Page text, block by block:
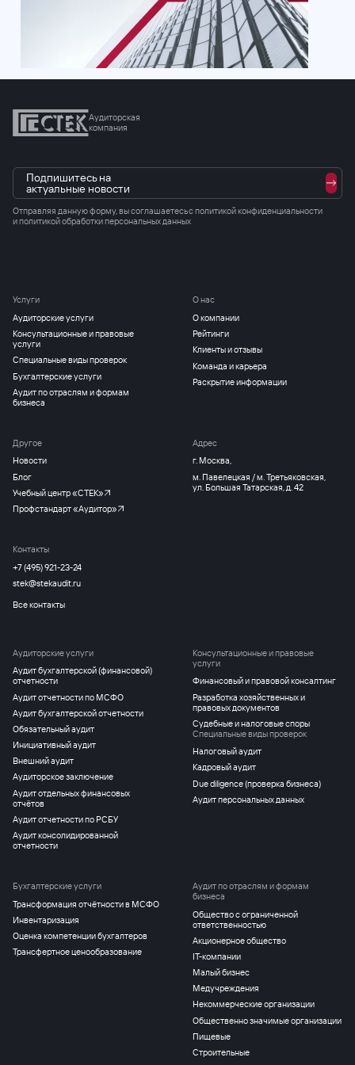
Аудиторская
компания
Подпишитесь на
актуальные новости
Отправляя данную форму, вы соглашаетесь сполитикой конфиденциальности
и политикой обработки персональных данных
Услуги
Аудиторские услуги
Консультационные и правовые
услуги
Специальные виды проверок
Бухгалтерские услуги
Аудит по отраслям и формам
бизнеса
О нас
О компании
Рейтинги
Клиенты и отзывы
Команда и карьера
Раскрытие информации
Другое
Новости
Блог
Учебный центр «СТЕК»
Профстандарт «Аудитор»
Адрес
г. Москва,
м. Павелецкая / м. Третьяковская,
ул. Большая Татарская, д. 42
Контакты
+7 (495) 921-23-24
stek@stekaudit.ru
Все контакты
Аудиторские услуги
Аудит бухгалтерской (финансовой)
отчетности
Аудит отчетности по МСФО
Аудит бухгалтерской отчетности
Обязательный аудит
Инициативный аудит
Внешний аудит
Аудиторское заключение
Аудит отдельных финансовых
отчётов
Аудит отчетности по РСБУ
Аудит консолидированной
отчетности
Консультационные и правовые
услуги
Финансовый и правовой консалтинг
Разработка хозяйственных и
правовых документов
Судебные и налоговые споры
Специальные виды проверок
Налоговый аудит
Кадровый аудит
Due diligence (проверка бизнеса)
Аудит персональных данных
Бухгалтерские услуги
Трансформация отчётности в МСФО
Инвентаризация
Оценка компетенции бухгалтеров
Трансфертное ценообразование
Аудит по отраслям и формам
бизнеса
Общество с ограниченной
ответственностью
Акционерное общество
IT-компании
Малый бизнес
Медучреждения
Некоммерческие организации
Общественно значимые организации
Пищевые
Строительные